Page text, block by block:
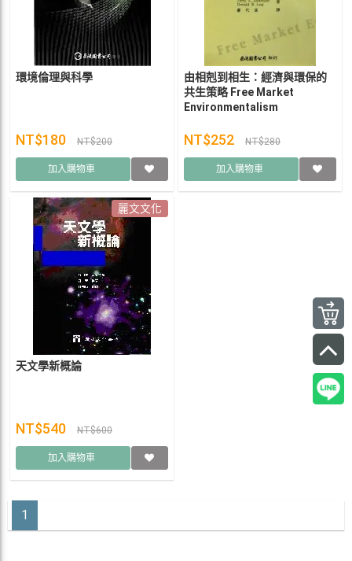
環境倫理與科學
NT$180 NT$200
加入購物車
由相剋到相生：經濟與環保的
共生策略 Free Market
Environmentalism
NT$252 NT$280
加入購物車
麗文文化
天文學新概論
NT$540 NT$600
加入購物車
1